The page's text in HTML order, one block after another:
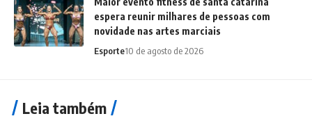
espera reunir milhares de pessoas com
novidade nas artes marciais
Esporte10 de agosto de 2026
Leia também